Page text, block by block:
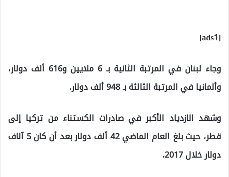
[ads1]
وجاء لبنان في المرتبة الثانية بـ 6 ملايين و616 ألف دولار،
وألمانيا في المرتبة الثالثة بـ 948 ألف دولار.
وشهد الازدياد الأكبر في صادرات الكستناء من تركيا إلى
قطر، حيث بلغ العام الماضي 42 ألف دولار بعد أن كان 5 آلاف
دولار خلال 2017.